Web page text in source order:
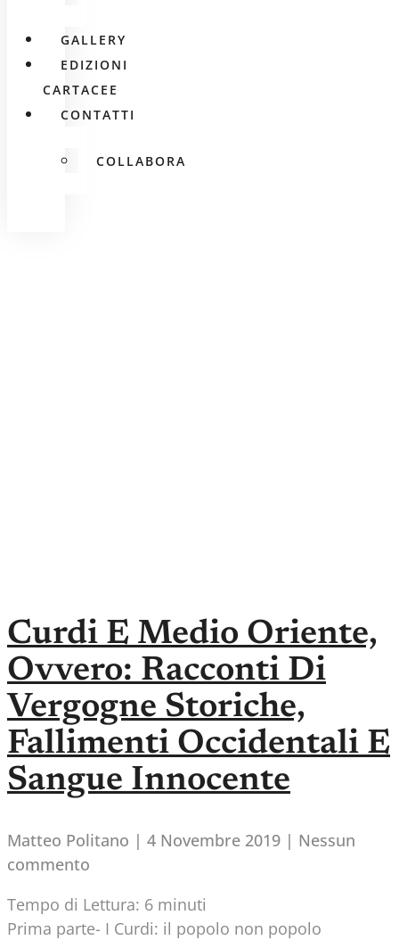
GALLERY
EDIZIONI
CARTACEE
CONTATTI
COLLABORA
Curdi E Medio Oriente,
Ovvero: Racconti Di
Vergogne Storiche,
Fallimenti Occidentali E
Sangue Innocente
Matteo Politano 4 Novembre 2019
Nessun
commento
Tempo di Lettura: 6 minuti
Prima parte- I Curdi: il popolo non popolo